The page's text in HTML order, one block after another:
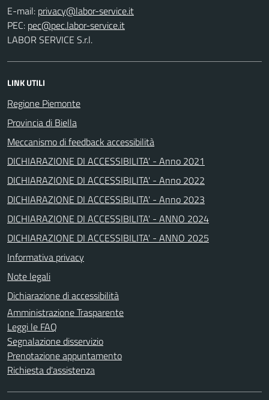
E-mail:
PEC:
LABOR SERVICE S.r.l.
LINK UTILI
Regione Piemonte
Provincia di Biella
Meccanismo di feedback accessibilità
DICHIARAZIONE DI ACCESSIBILITA' - Anno 2021
DICHIARAZIONE DI ACCESSIBILITA' - Anno 2022
DICHIARAZIONE DI ACCESSIBILITA' - Anno 2023
DICHIARAZIONE DI ACCESSIBILITA' - ANNO 2024
DICHIARAZIONE DI ACCESSIBILITA' - ANNO 2025
Informativa privacy
Note legali
Dichiarazione di accessibilità
Amministrazione Trasparente
Leggi le FAQ
Segnalazione disservizio
Prenotazione appuntamento
Richiesta d'assistenza